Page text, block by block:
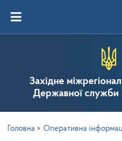
Західне
Державної служби
Головна > Оперативна